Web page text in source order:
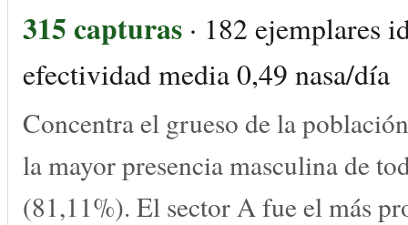
315 capturas · 182 ejemplares
efectividad media 0,49 nasa/día
Concentra el grueso de la
la mayor presencia masculina de
(81,11%). El sector A fue el más